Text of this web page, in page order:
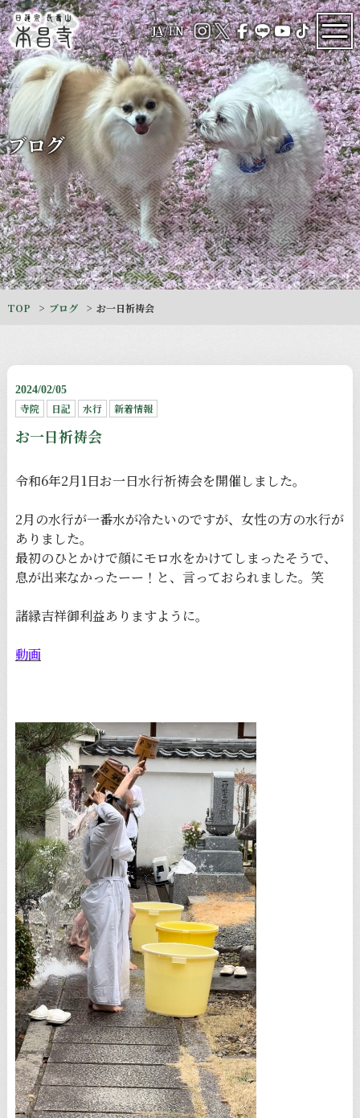
JA/EN
ブログ
TOP ブログ お一日祈祷会
2024/02/05
寺院 日記 水行 新着情報
お一日祈祷会
令和6年2月1日お一日水行祈祷会を開催しました。
2月の水行が一番水が冷たいのですが、女性の方の水行が
ありました。
最初のひとかけで顔にモロ水をかけてしまったそうで、
息が出来なかったーー！と、言っておられました。笑
諸縁吉祥御利益ありますように。
動画